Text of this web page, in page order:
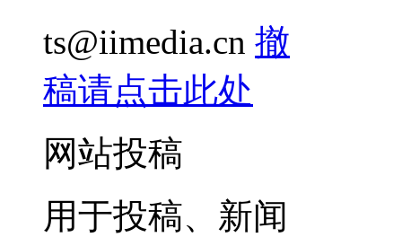
ts@iimedia.cn 撤
稿请点击此处
网站投稿
用于投稿、新闻